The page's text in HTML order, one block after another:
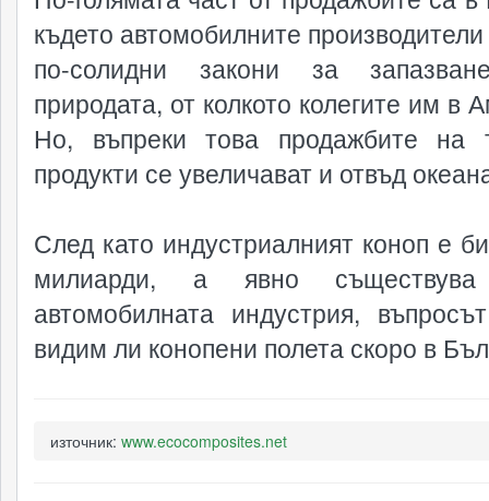
където автомобилните
по-солидни закони за
природата, от колкото колегите им в
Но, въпреки това продажбите на
продукти се увеличават и отвъд
След като индустриалният коноп е
милиарди, а явно
автомобилната индустрия,
видим ли конопени полета скоро в
източник: www.ecocomposites.net